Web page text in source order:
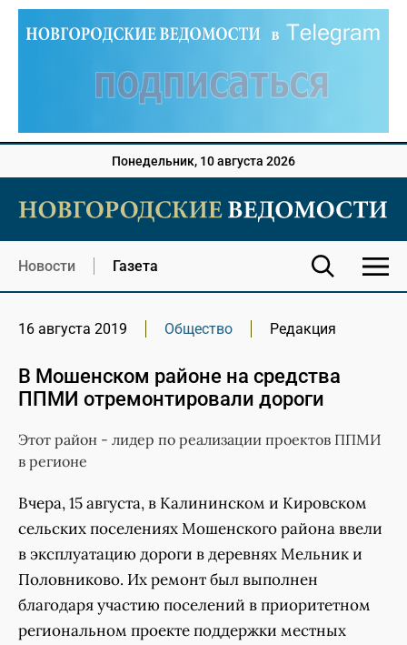
Понедельник, 10 августа 2026
Новости Газета
16 августа 2019 Общество Редакция
В Мошенском районе на средства
ППМИ отремонтировали дороги
Этот район - лидер по реализации проектов ППМИ
в регионе
Вчера, 15 августа, в Калининском и Кировском
сельских поселениях Мошенского района ввели
в эксплуатацию дороги в деревнях Мельник и
Половниково. Их ремонт был выполнен
благодаря участию поселений в приоритетном
региональном проекте поддержки местных